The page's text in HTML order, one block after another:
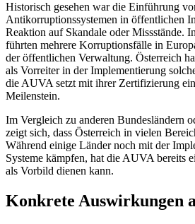
Historisch gesehen war die Einführung
Antikorruptionssystemen in öffentlichen
Reaktion auf Skandale oder Missstände.
führten mehrere Korruptionsfälle in
der öffentlichen Verwaltung. Österreich
als Vorreiter in der Implementierung
die AUVA setzt mit ihrer Zertifizierung
Meilenstein.
Im Vergleich zu anderen Bundesländern
zeigt sich, dass Österreich in vielen
Während einige Länder noch mit der
Systeme kämpfen, hat die AUVA bereits
als Vorbild dienen kann.
Konkrete Auswirkungen